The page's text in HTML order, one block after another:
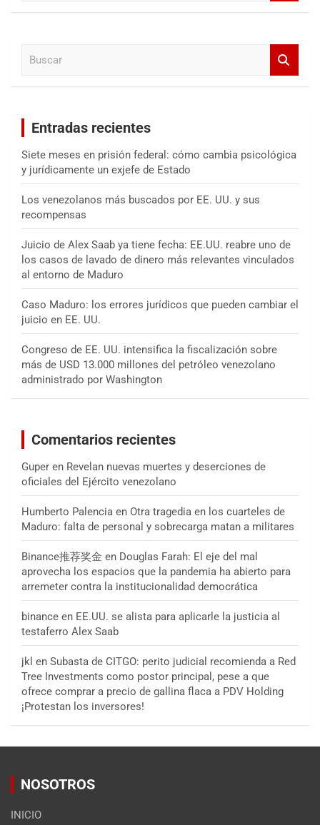
Entradas recientes
Siete meses en prisión federal: cómo cambia psicológica
y jurídicamente un exjefe de Estado
Los venezolanos más buscados por EE. UU. y sus
recompensas
Juicio de Alex Saab ya tiene fecha: EE.UU. reabre uno de
los casos de lavado de dinero más relevantes vinculados
al entorno de Maduro
Caso Maduro: los errores jurídicos que pueden cambiar el
juicio en EE. UU.
Congreso de EE. UU. intensifica la fiscalización sobre
más de USD 13.000 millones del petróleo venezolano
administrado por Washington
Comentarios recientes
Guper en Revelan nuevas muertes y deserciones de
oficiales del Ejército venezolano
Humberto Palencia en Otra tragedia en los cuarteles de
Maduro: falta de personal y sobrecarga matan a militares
Binance推荐奖金 en Douglas Farah: El eje del mal
aprovecha los espacios que la pandemia ha abierto para
arremeter contra la institucionalidad democrática
binance en EE.UU. se alista para aplicarle la justicia al
testaferro Alex Saab
jkl en Subasta de CITGO: perito judicial recomienda a Red
Tree Investments como postor principal, pese a que
ofrece comprar a precio de gallina flaca a PDV Holding
¡Protestan los inversores!
NOSOTROS
INICIO